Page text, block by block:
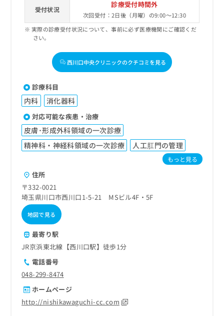
受付状況
診療受付時間外
次回受付：2日後（月曜）の9:00～12:30
実際の診療受付状況について、事前に必ず医療機関にご確認くだ
さい。
西川口中央クリニックのクチコミを見る
診療科目
内科 消化器科
対応可能な疾患・治療
皮膚･形成外科領域の一次診療
精神科・神経科領域の一次診療
人工肛門の管理
もっと見る
住所
〒332-0021
埼玉県川口市西川口1-5-21 MSビル4F・5F
地図で見る
最寄り駅
JR京浜東北線【西川口駅】徒歩1分
電話番号
048-299-8474
ホームページ
http://nishikawaguchi-cc.com